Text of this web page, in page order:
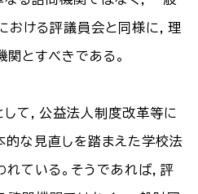
®
書士検索
らせ一覧
おける評議員会と同様に，理
とすべきである。
て，公益法人制度改革等に
的な見直しを踏まえた学校法
ている。そうであれば，評